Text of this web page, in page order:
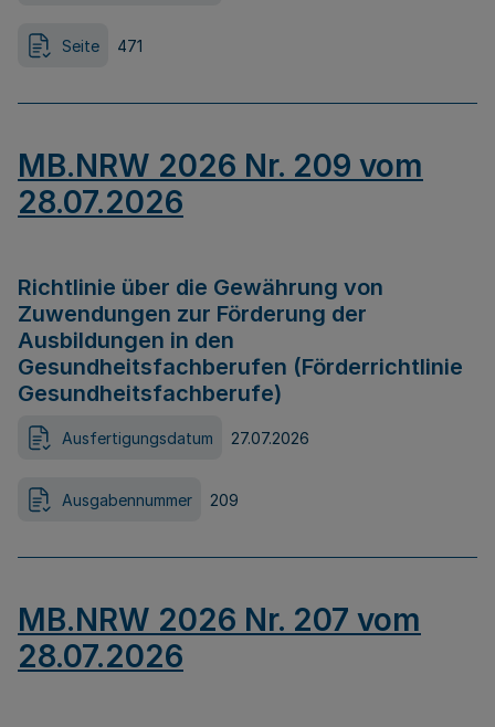
Seite 471
MB.NRW 2026 Nr. 209 vom
28.07.2026
Richtlinie über die Gewährung von
Zuwendungen zur Förderung der
Ausbildungen in den
Gesundheitsfachberufen (Förderrichtlinie
Gesundheitsfachberufe)
Ausfertigungsdatum 27.07.2026
Ausgabennummer 209
MB.NRW 2026 Nr. 207 vom
28.07.2026